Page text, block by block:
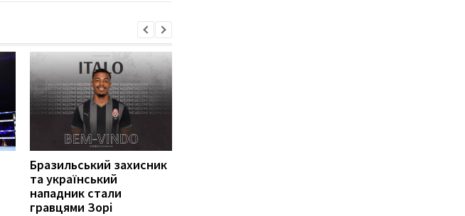
Бразильський захисник
та український
нападник стали
гравцями Зорі